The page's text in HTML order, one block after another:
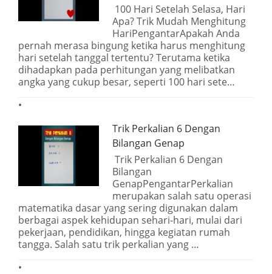
100 Hari Setelah Selasa, Hari
Apa? Trik Mudah Menghitung
HariPengantarApakah Anda
pernah merasa bingung ketika harus menghitung
hari setelah tanggal tertentu? Terutama ketika
dihadapkan pada perhitungan yang melibatkan
angka yang cukup besar, seperti 100 hari sete…
Trik Perkalian 6 Dengan
Bilangan Genap
Trik Perkalian 6 Dengan
Bilangan
GenapPengantarPerkalian
merupakan salah satu operasi
matematika dasar yang sering digunakan dalam
berbagai aspek kehidupan sehari-hari, mulai dari
pekerjaan, pendidikan, hingga kegiatan rumah
tangga. Salah satu trik perkalian yang …